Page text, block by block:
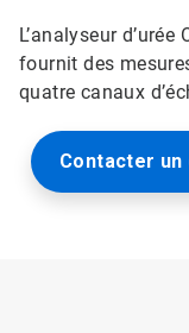
L’analyseur
fournit des
quatre canaux
Contacter un